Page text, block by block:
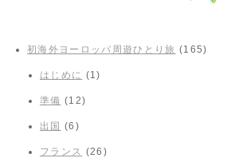
初海外ヨーロッパ周遊ひとり旅 (165)
はじめに (1)
準備 (12)
出国 (6)
フランス (26)